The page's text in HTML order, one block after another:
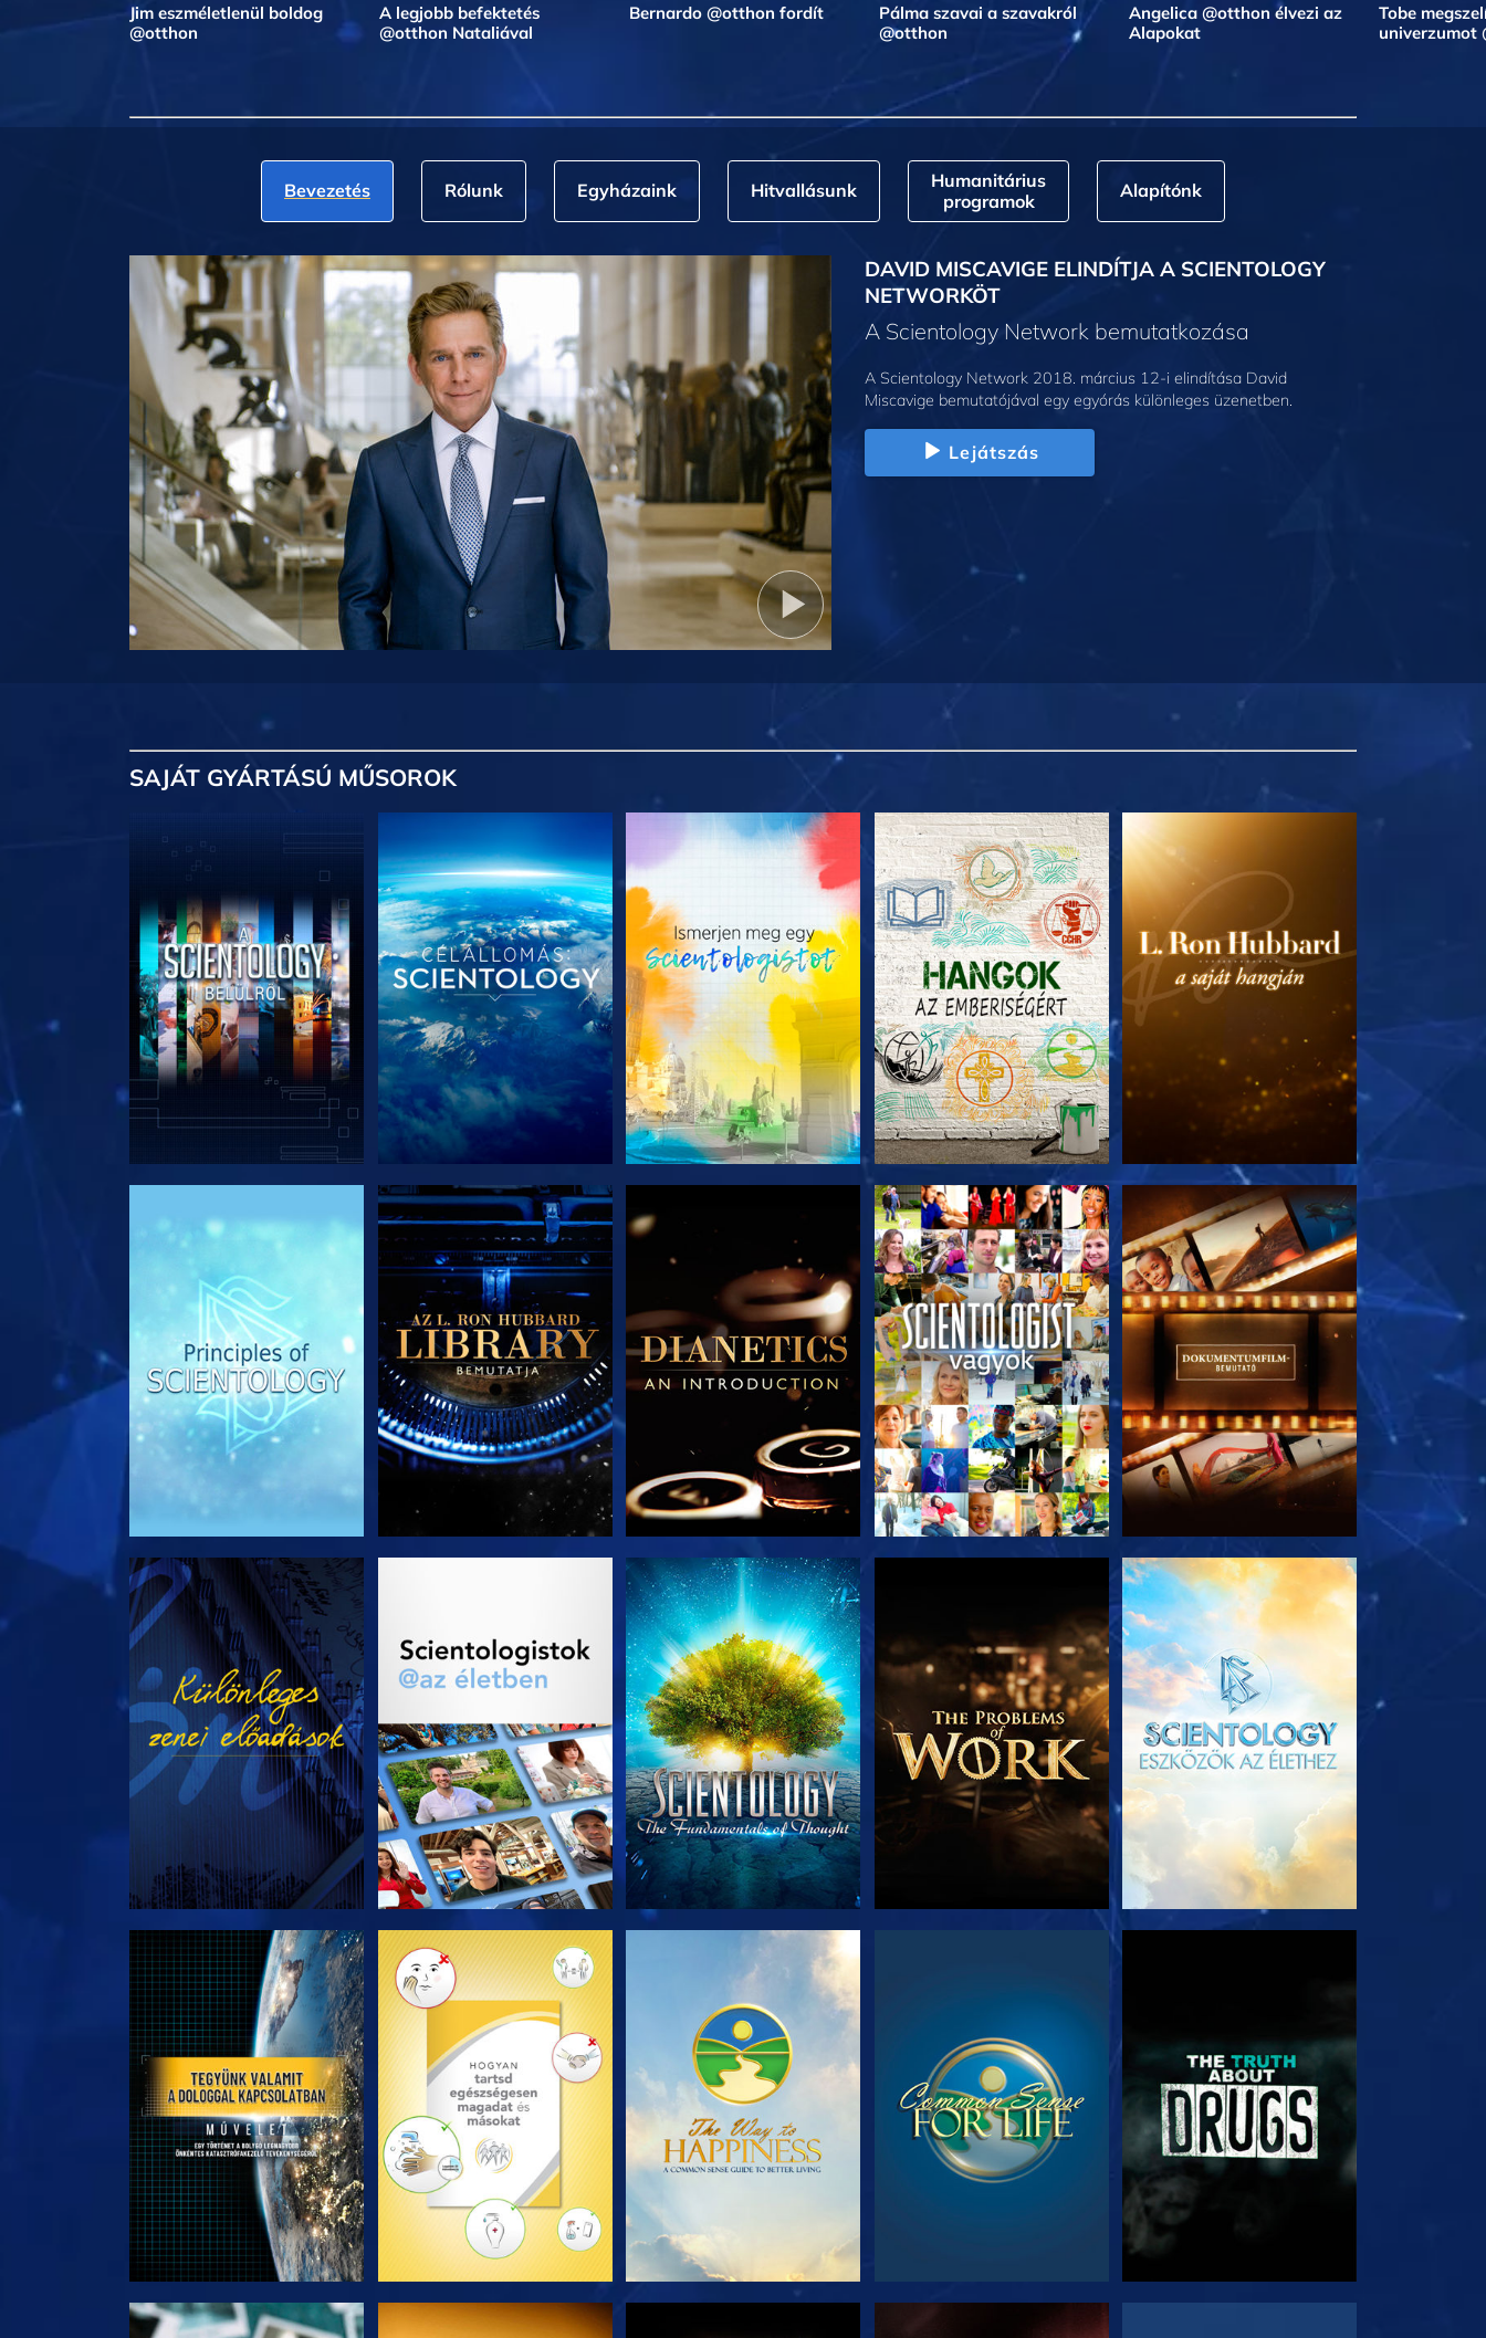
Jim eszméletlenül boldog
@otthon
A legjobb befektetés
@otthon Nataliával
Bernardo @otthon fordít
Pálma szavai a szavakról
@otthon
Angelica @otthon élvezi az
Alapokat
Tobe
univerzumot
Bevezetés Rólunk Egyházaink Hitvallásunk
Humanitárius
programok
Alapítónk
DAVID MISCAVIGE ELINDÍTJA A SCIENTOLOGY
NETWORKÖT
A Scientology Network bemutatkozása
A Scientology Network 2018. március 12-i elindítása David
Miscavige bemutatójával egy egyórás különleges üzenetben.
Lejátszás
SAJÁT GYÁRTÁSÚ MŰSOROK
A SOROZAT RÉSZEI A SOROZAT RÉSZEI A SOROZAT RÉSZEI A SOROZAT RÉSZEI A SOROZAT RÉSZEI
MŰSORNÉZÉS MŰSORNÉZÉS A SOROZAT RÉSZEI
A SOROZAT RÉSZEI A SOROZAT RÉSZEI